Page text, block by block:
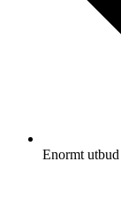
Enormt